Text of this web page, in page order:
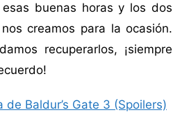
buenas horas y los dos
creamos para la ocasión.
recuperarlos, ¡siempre
de Baldur’s Gate 3 (Spoilers)